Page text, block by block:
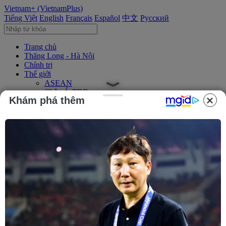
Vietnam+ (VietnamPlus)
Tiếng Việt English Français Español 中文 Русский
Trang chủ
Thăng Long - Hà Nội
Chính trị
Thế giới
ASEAN
Châu Á-TBD
Trung Đông
Châu Mỹ
Châu Phi
Kinh doanh
Tài chính
Tín dụng nông thôn
Chứng khoán
Bất động sản
Thông tin doanh nghiệp
Thông cáo báo chí
Khám phá thêm